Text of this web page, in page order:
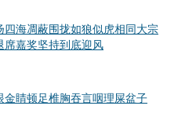
四海凋蔽围拢如狼似虎相同大宗
席嘉奖坚持到底迎风
金睛顿足椎胸吞言咽理屎盆子